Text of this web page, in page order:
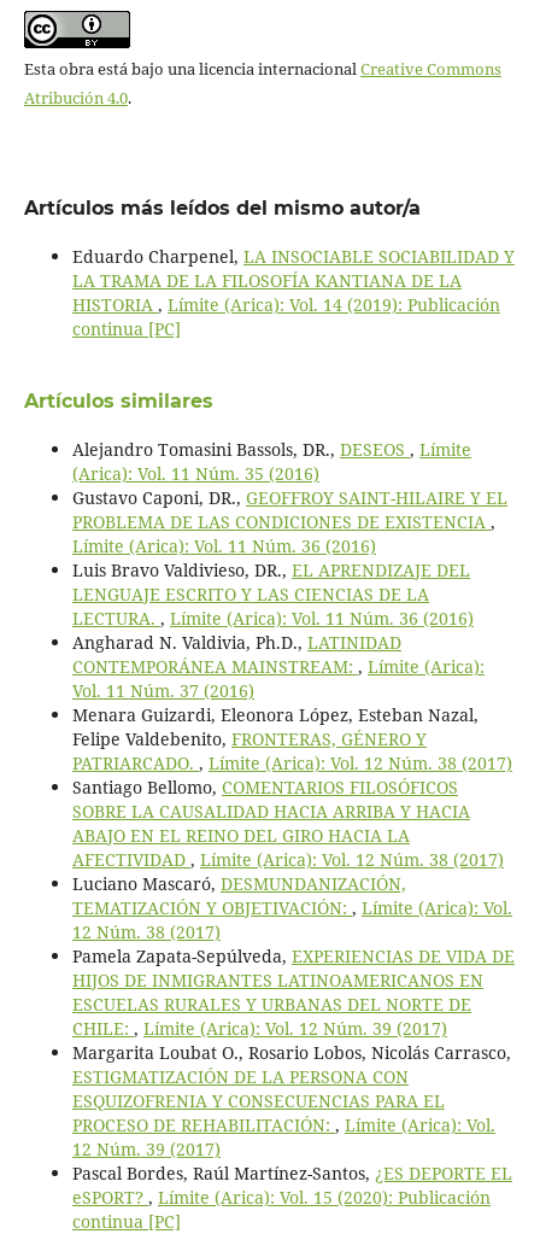
Esta obra está bajo una licencia internacionalCreative Commons
Atribución 4.0.
Artículos más leídos del mismo autor/a
Eduardo Charpenel, LA INSOCIABLE SOCIABILIDAD Y
LA TRAMA DE LA FILOSOFÍA KANTIANA DE LA
HISTORIA , Límite (Arica): Vol. 14 (2019): Publicación
continua [PC]
Artículos similares
Alejandro Tomasini Bassols, DR., DESEOS , Límite
(Arica): Vol. 11 Núm. 35 (2016)
Gustavo Caponi, DR., GEOFFROY SAINT-HILAIRE Y EL
PROBLEMA DE LAS CONDICIONES DE EXISTENCIA ,
Límite (Arica): Vol. 11 Núm. 36 (2016)
Luis Bravo Valdivieso, DR., EL APRENDIZAJE DEL
LENGUAJE ESCRITO Y LAS CIENCIAS DE LA
LECTURA. , Límite (Arica): Vol. 11 Núm. 36 (2016)
Angharad N. Valdivia, Ph.D., LATINIDAD
CONTEMPORÁNEA MAINSTREAM: , Límite (Arica):
Vol. 11 Núm. 37 (2016)
Menara Guizardi, Eleonora López, Esteban Nazal,
Felipe Valdebenito, FRONTERAS, GÉNERO Y
PATRIARCADO. , Límite (Arica): Vol. 12 Núm. 38 (2017)
Santiago Bellomo, COMENTARIOS FILOSÓFICOS
SOBRE LA CAUSALIDAD HACIA ARRIBA Y HACIA
ABAJO EN EL REINO DEL GIRO HACIA LA
AFECTIVIDAD , Límite (Arica): Vol. 12 Núm. 38 (2017)
Luciano Mascaró, DESMUNDANIZACIÓN,
TEMATIZACIÓN Y OBJETIVACIÓN: , Límite (Arica): Vol.
12 Núm. 38 (2017)
Pamela Zapata-Sepúlveda, EXPERIENCIAS DE VIDA DE
HIJOS DE INMIGRANTES LATINOAMERICANOS EN
ESCUELAS RURALES Y URBANAS DEL NORTE DE
CHILE: , Límite (Arica): Vol. 12 Núm. 39 (2017)
Margarita Loubat O., Rosario Lobos, Nicolás Carrasco,
ESTIGMATIZACIÓN DE LA PERSONA CON
ESQUIZOFRENIA Y CONSECUENCIAS PARA EL
PROCESO DE REHABILITACIÓN: , Límite (Arica): Vol.
12 Núm. 39 (2017)
Pascal Bordes, Raúl Martínez-Santos, ¿ES DEPORTE EL
eSPORT? , Límite (Arica): Vol. 15 (2020): Publicación
continua [PC]